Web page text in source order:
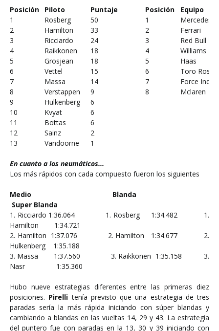
Posición Piloto Puntaje Posición
Equipo
1
Rosberg 50 1
Mercedes
2
Hamilton 33 2
Ferrari
3
Ricciardo 24 3
Red Bull
4
Raikkonen 18 4
Williams
5
Grosjean 18 5
Haas
6
Vettel 15 6
Toro Rosso
7
Massa 14 7
Force India
8
Verstappen 9 8
Mclaren
9
Hulkenberg
6
10
Kvyat
6
11
Bottas
6
12
Sainz
2
13
Vandoorne 1
En cuanto a los neumáticos...
Los más rápidos con cada compuesto fueron los siguientes
Medio Blanda
Super Blanda
1. Ricciardo 1:36.064 1. Rosberg 1:34.482 1.
Hamilton 1:34.721
2. Hamilton 1:37.076 2. Hamilton 1:34.677 2.
Hulkenberg 1:35.188
3. Massa 1:37.560 3. Raikkonen 1:35.158 3.
Nasr 1:35.360
Hubo nueve estrategias diferentes entre las primeras diez
posiciones. Pirellitenía previsto que una estrategia de tres
paradas sería la más rápida iniciando con súper blandas y
cambiando a blandas en las vueltas 14, 29 y 43. La estrategia
del puntero fue con paradas en la 13, 30 y 39 iniciando con